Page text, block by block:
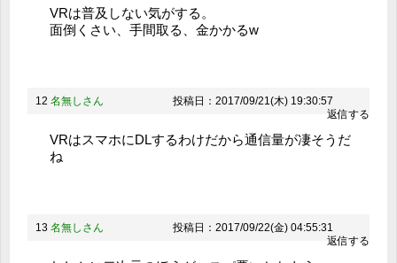
VRは普及しない気がする。
面倒くさい、手間取る、金かかるw
12 名無しさん
投稿日：2017/09/21(木) 19:30:57
返信する
VRはスマホにDLするわけだから通信量が凄そうだ
ね
13 名無しさん
投稿日：2017/09/22(金) 04:55:31
返信する